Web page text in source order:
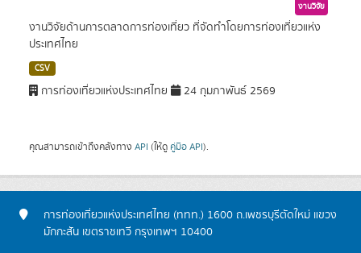
งานวิจัย
งานวิจัยด้านการตลาดการท่องเที่ยว ที่จัดทำโดยการท่องเที่ยวแห่ง
ประเทศไทย
CSV
การท่องเที่ยวแห่งประเทศไทย 24 กุมภาพันธ์ 2569
คุณสามารถเข้าถึงคลังทาง API (ให้ดู คู่มือ API).
การท่องเที่ยวแห่งประเทศไทย (ททท.) 1600 ถ.เพชรบุรีตัดใหม่ แขวง
มักกะสัน เขตราชเทวี กรุงเทพฯ 10400